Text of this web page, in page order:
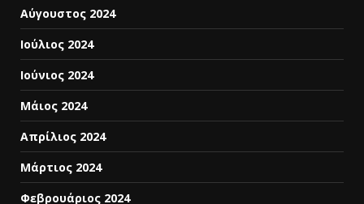
Αύγουστος 2024
Ιούλιος 2024
Ιούνιος 2024
Μάιος 2024
Απρίλιος 2024
Μάρτιος 2024
Φεβρουάριος 2024